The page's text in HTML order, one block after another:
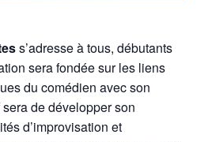
s’adresse à tous, débutants
sera fondée sur les liens
du comédien avec son
de développer son
d’improvisation et